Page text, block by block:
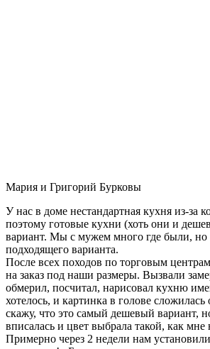
Мария и Григорий Бурковы
У нас в доме нестандартная кухня из-за
поэтому готовые кухни (хоть они и
вариант. Мы с мужем много где были,
подходящего варианта.
После всех походов по торговым
на заказ под наши размеры. Вызвали
обмерил, посчитал, нарисовал кухню
хотелось, и картинка в голове
скажу, что это самый дешевый вариант,
вписалась и цвет выбрала такой, как мне
Примерно через 2 недели нам